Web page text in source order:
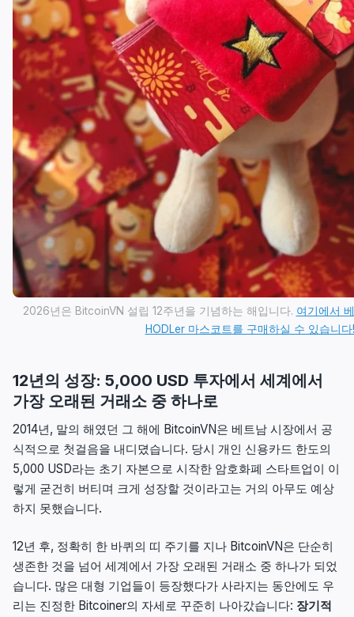
2026년은 BitcoinVN 설립 12주년을 기념하는 해입니다. 여기에서
HODLer 마스코트를 구매하실 수 있습니다!
12년의 성장: 5,000 USD 투자에서 세계에서
가장 오래된 거래소 중 하나로
2014년, 말의 해였던 그 해에 BitcoinVN은 베트남 시장에서 공
식적으로 첫걸음을 내디뎠습니다. 당시 개인 신용카드 한도의
5,000 USD라는 초기 자본으로 시작한 암호화폐 스타트업이 이
렇게 굳건히 버티며 크게 성장할 것이라고는 거의 아무도 예상
하지 못했습니다.
12년 후, 정확히 한 바퀴의 띠 주기를 지나 BitcoinVN은 단순히
생존한 것을 넘어 세계에서 가장 오래된 거래소 중 하나가 되었
습니다. 많은 대형 기업들이 등장했다가 사라지는 동안에도 우
리는 진정한 Bitcoiner의 자세로 꾸준히 나아갔습니다: 장기적